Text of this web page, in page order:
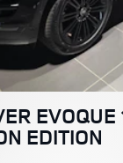
EVOQUE
EDITION